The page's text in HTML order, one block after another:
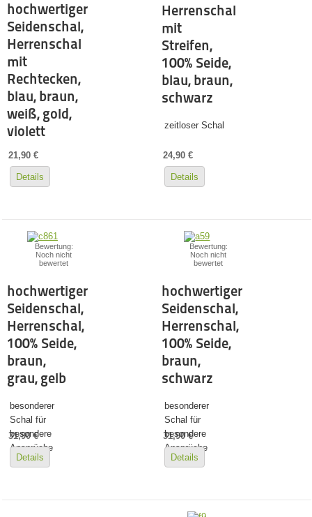
hochwertiger
Seidenschal,
Herrenschal
mit
Rechtecken,
blau, braun,
weiß, gold,
violett
21,90 €
Details
Herrenschal
mit
Streifen,
100% Seide,
blau, braun,
schwarz
zeitloser Schal
24,90 €
Details
Bewertung:
Noch nicht
bewertet
hochwertiger
Seidenschal,
Herrenschal,
100% Seide,
braun,
grau, gelb
besonderer
Schal für
besondere
Ansprüche
31,90 €
Details
Bewertung:
Noch nicht
bewertet
hochwertiger
Seidenschal,
Herrenschal,
100% Seide,
braun,
schwarz
besonderer
Schal für
besondere
Ansprüche
31,90 €
Details